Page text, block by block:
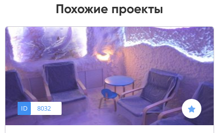
Похожие проекты
ID 8032